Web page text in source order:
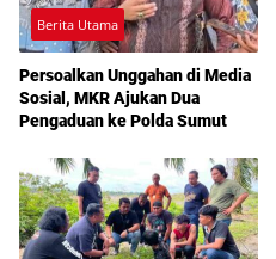
Berita Utama
Persoalkan Unggahan di Media
Sosial, MKR Ajukan Dua
Pengaduan ke Polda Sumut